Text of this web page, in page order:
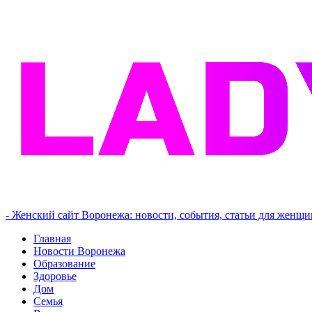
- Женский сайт Воронежа: новости, события, статьи для
Главная
Новости Воронежа
Образование
Здоровье
Дом
Семья